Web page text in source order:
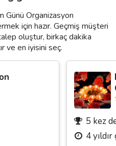
Günü Organizasyon
için hazır. Geçmiş müşteri
oluştur, birkaç dakika
ve en iyisini seç.
5 kez
4